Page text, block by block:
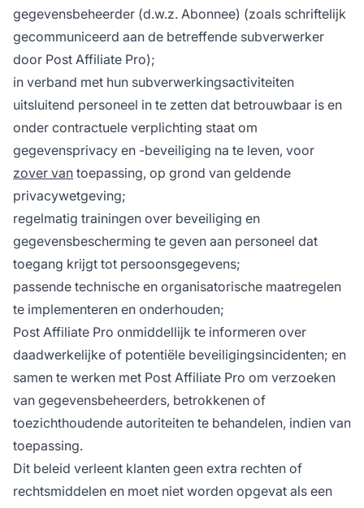
gegevensbeheerder (d.w.z. Abonnee) (zoals schriftelijk
gecommuniceerd aan de betreffende subverwerker
door Post Affiliate Pro);
in verband met hun subverwerkingsactiviteiten
uitsluitend personeel in te zetten dat betrouwbaar is en
onder contractuele verplichting staat om
gegevensprivacy en -beveiliging na te leven, voor
zover van toepassing, op grond van geldende
privacywetgeving;
regelmatig trainingen over beveiliging en
gegevensbescherming te geven aan personeel dat
toegang krijgt tot persoonsgegevens;
passende technische en organisatorische maatregelen
te implementeren en onderhouden;
Post Affiliate Pro onmiddellijk te informeren over
daadwerkelijke of potentiële beveiligingsincidenten; en
samen te werken met Post Affiliate Pro om verzoeken
van gegevensbeheerders, betrokkenen of
toezichthoudende autoriteiten te behandelen, indien van
toepassing.
Dit beleid verleent klanten geen extra rechten of
rechtsmiddelen en moet niet worden opgevat als een